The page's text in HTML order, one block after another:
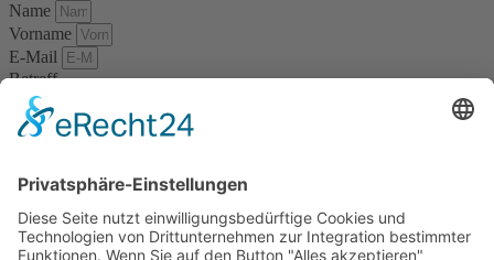
Name
Vorname
E-Mail
Betreff
Nachricht
Datenschutzzustimmung